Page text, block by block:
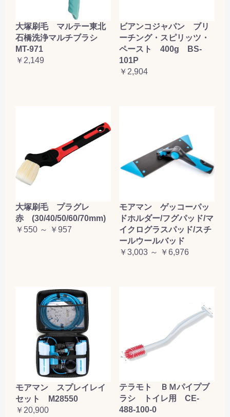
大塚刷毛 マルテー東北
石橋洗浄マルチブラシ
MT-971
￥2,149
ビアンコジャパン ブリ
ーチング・スピリッツ・
ペースト 400g BS-
101P
￥2,904
大塚刷毛 プラグレ
赤 (30/40/50/60/70mm)
￥550 ～ ￥957
モアマン ゲッコーパッ
ドホルダー/フグパッド/マ
イクログラスパッド/スチ
ールウールバッド
￥3,003 ～ ￥6,976
モアマン スプレイレイ
セット M28550
￥20,900
テラモト ＢＭパイプブ
ラシ トイレ用 CE-
488-100-0